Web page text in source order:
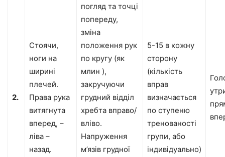
2.
Стоячи,
ноги на
ширині
плечей.
Права рука
витягнута
вперед, –
ліва –
назад.
погляд та точці
попереду,
зміна
положення рук
по кругу (як
млин ),
закручуючи
грудний відділ
хребта вправо/
вліво.
Напруження
м’язів грудної
5-15 в кожну
сторону
(кількість
вправ
визначається
по ступеню
тренованості
групи, або
індивідуально)